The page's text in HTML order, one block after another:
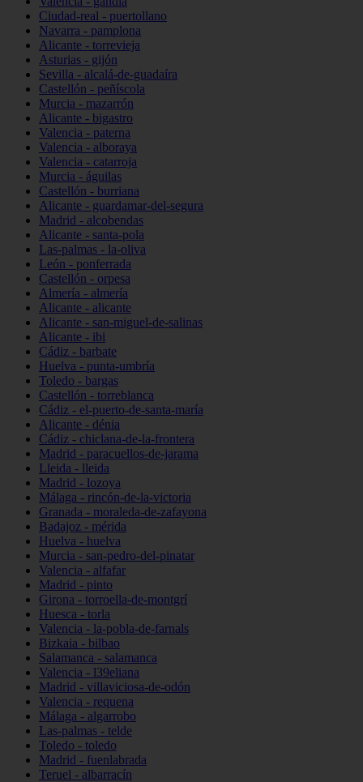
Ciudad-real - puertollano
Navarra - pamplona
Alicante - torrevieja
Asturias - gijón
Sevilla - alcalá-de-guadaíra
Castellón - peñíscola
Murcia - mazarrón
Alicante - bigastro
Valencia - paterna
Valencia - alboraya
Valencia - catarroja
Murcia - águilas
Castellón - burriana
Alicante - guardamar-del-segura
Madrid - alcobendas
Alicante - santa-pola
Las-palmas - la-oliva
León - ponferrada
Castellón - orpesa
Almería - almería
Alicante - alicante
Alicante - san-miguel-de-salinas
Alicante - ibi
Cádiz - barbate
Huelva - punta-umbría
Toledo - bargas
Castellón - torreblanca
Cádiz - el-puerto-de-santa-maría
Alicante - dénia
Cádiz - chiclana-de-la-frontera
Madrid - paracuellos-de-jarama
Lleida - lleida
Madrid - lozoya
Málaga - rincón-de-la-victoria
Granada - moraleda-de-zafayona
Badajoz - mérida
Huelva - huelva
Murcia - san-pedro-del-pinatar
Valencia - alfafar
Madrid - pinto
Girona - torroella-de-montgrí
Huesca - torla
Valencia - la-pobla-de-farnals
Bizkaia - bilbao
Salamanca - salamanca
Valencia - l39eliana
Madrid - villaviciosa-de-odón
Valencia - requena
Málaga - algarrobo
Las-palmas - telde
Toledo - toledo
Madrid - fuenlabrada
Teruel - albarracín